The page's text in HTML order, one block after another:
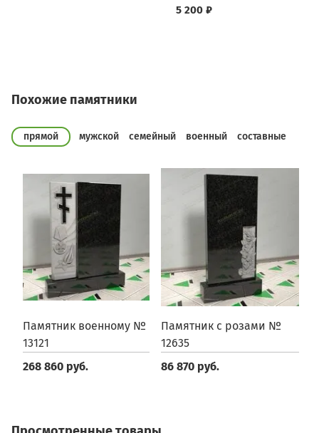
5 200 ₽
Похожие памятники
прямой мужской семейный военный составные
Памятник военному №
13121
268 860 руб.
Памятник с розами №
12635
86 870 руб.